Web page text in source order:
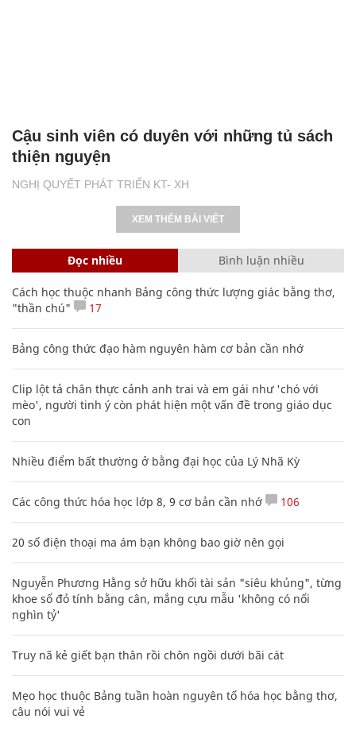
NGHỊ QUYẾT PHÁT TRIỂN KT- XH
Cậu sinh viên có duyên với những tủ sách
thiện nguyện
XEM THÊM BÀI VIẾT
Đọc nhiều Bình luận nhiều
Cách học thuộc nhanh Bảng công thức lượng giác bằng thơ,
"thần chú"
17
Bảng công thức đạo hàm nguyên hàm cơ bản cần nhớ
Clip lột tả chân thực cảnh anh trai và em gái như 'chó với
mèo', người tinh ý còn phát hiện một vấn đề trong giáo dục
con
Nhiều điểm bất thường ở bằng đại học của Lý Nhã Kỳ
Các công thức hóa học lớp 8, 9 cơ bản cần nhớ 106
20 số điện thoại ma ám bạn không bao giờ nên gọi
Nguyễn Phương Hằng sở hữu khối tài sản "siêu khủng", từng
khoe sổ đỏ tính bằng cân, mắng cựu mẫu 'không có nổi
nghìn tỷ'
Truy nã kẻ giết bạn thân rồi chôn ngồi dưới bãi cát
Mẹo học thuộc Bảng tuần hoàn nguyên tố hóa học bằng thơ,
câu nói vui vẻ